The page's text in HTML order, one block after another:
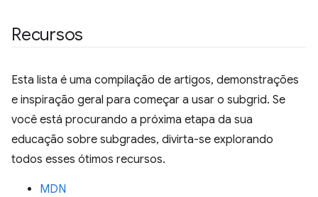
Recursos
Esta lista é uma compilação de artigos, demonstrações
e inspiração geral para começar a usar o subgrid. Se
você está procurando a próxima etapa da sua
educação sobre subgrades, divirta-se explorando
todos esses ótimos recursos.
MDN